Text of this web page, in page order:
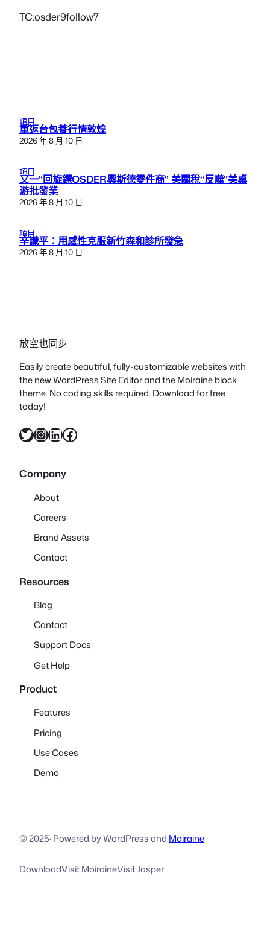
TC:osder9follow7
項目
重返台包養行情敦煌
2026 年 8 月 10 日
項目
又一“回旋鏢OSDER奧斯德零件商” 美關稅“反噬”美桌
游批發業
2026 年 8 月 10 日
項目
辛識平：用感性克服新竹森和診所發急
2026 年 8 月 10 日
放空也同步
Easily create beautiful, fully-customizable websites with
the new WordPress Site Editor and the Moiraine block
theme. No coding skills required. Download for free
today!
X InstagramLinkedIn Facebook
Company
About
Careers
Brand Assets
Contact
Resources
Blog
Contact
Support Docs
Get Help
Product
Features
Pricing
Use Cases
Demo
© 2025·Powered by WordPress and Moiraine
DownloadVisit MoiraineVisit Jasper